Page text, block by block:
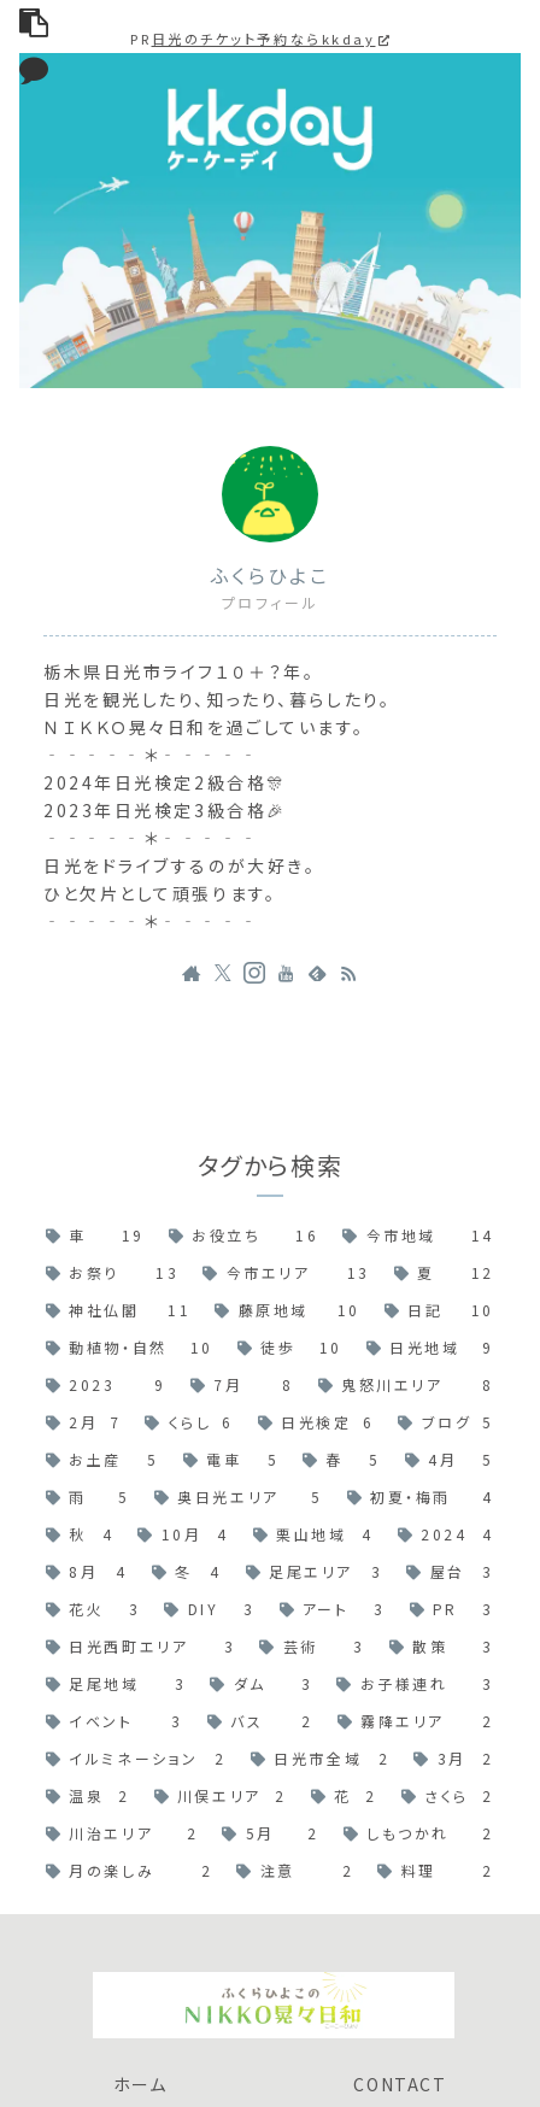
PR 日光のチケット予約ならkkday
ふくらひよこ
プロフィール
栃木県日光市ライフ１０＋？年。
日光を観光したり、知ったり、暮らしたり。
ＮＩＫＫＯ晃々日和を過ごしています。
‐‐‐‐‐＊‐‐‐‐‐
2024年日光検定2級合格🎊
2023年日光検定3級合格🎉
‐‐‐‐‐＊‐‐‐‐‐
日光をドライブするのが大好き。
ひと欠片として頑張ります。
‐‐‐‐‐＊‐‐‐‐‐
タグから検索
車 19 お役立ち 16 今市地域
14
お祭り
13 今市エリア 13 夏
12
神社仏閣
11 藤原地域 10 日記
10
動植物・自然
10 徒歩 10 日光地域
9
2023
9 7月 8 鬼怒川エリア
8
2月
7 くらし 6 日光検定 6 ブログ
5
お土産
5 電車 5 春 5 4月
5
雨
5 奥日光エリア 5 初夏・梅雨
4
秋
4 10月 4 栗山地域 4 2024
4
8月
4 冬 4 足尾エリア 3 屋台
3
花火
3 DIY 3 アート 3 PR
3
日光西町エリア
3 芸術 3 散策
3
足尾地域
3 ダム 3 お子様連れ
3
イベント
3 バス 2 霧降エリア
2
イルミネーション
2 日光市全域 2 3月
2
温泉
2 川俣エリア 2 花 2 さくら
2
川治エリア
2 5月 2 しもつかれ
2
月の楽しみ
2 注意 2 料理 2
ホーム CONTACT